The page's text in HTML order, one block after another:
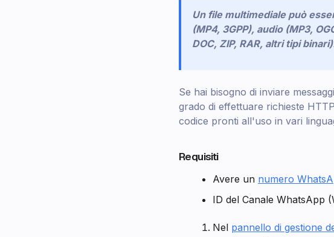
Un file multimediale può
(MP4, 3GPP), audio (MP3,
DOC, ZIP, RAR, altri tipi
Se hai bisogno di inviare
grado di effettuare richieste
codice pronti all'uso in vari
Requisiti
Avere un numero
ID del Canale WhatsApp
Nel pannello di gestione